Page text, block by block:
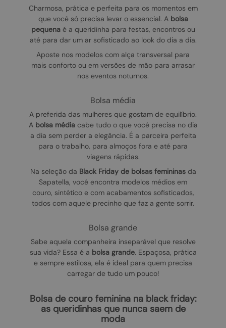
Charmosa, prática e perfeita para os momentos em
que você só precisa levar o essencial. A bolsa
pequenaé a queridinha para festas, encontros ou
até para dar um ar sofisticado ao look do dia a dia.
Aposte nos modelos com alça transversal para
mais conforto ou em versões de mão para arrasar
nos eventos noturnos.
bolsa média
A preferida das mulheres que gostam de equilíbrio.
A bolsa médiacabe tudo o que você precisa no dia
a dia sem perder a elegância. É a parceira perfeita
para o trabalho, para almoços fora e até para
viagens rápidas.
Na seleção da Black Friday de bolsas femininasda
Sapatella, você encontra modelos médios em
couro, sintético e com acabamentos sofisticados,
todos com aquele precinho que faz a gente sorrir.
bolsa grande
Sabe aquela companheira inseparável que resolve
sua vida? Essa é a bolsa grande. Espaçosa, prática
e sempre estilosa, ela é ideal para quem precisa
carregar de tudo um pouco!
bolsa de couro feminina na black friday:
as queridinhas que nunca saem de
moda